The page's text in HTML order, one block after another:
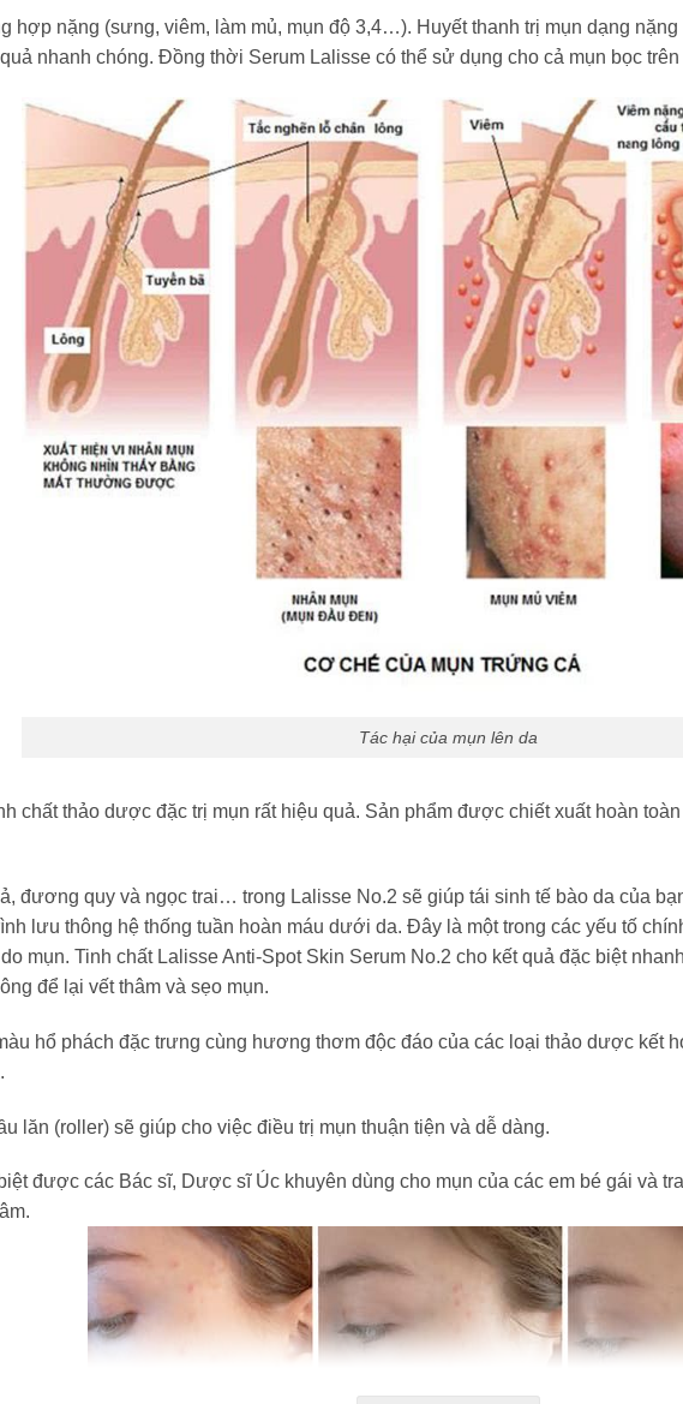
hợp nặng (sưng, viêm, làm mủ, mụn độ 3,4…). Huyết thanh trị mụn dạng
nhanh chóng. Đồng thời Serum Lalisse có thể sử dụng cho cả mụn bọc
Tác hại của mụn lên da
chất thảo dược đặc trị mụn rất hiệu quả. Sản phẩm được chiết xuất hoàn
đương quy và ngọc trai… trong Lalisse No.2 sẽ giúp tái sinh tế bào da của
lưu thông hệ thống tuần hoàn máu dưới da. Đây là một trong các yếu tố
mụn. Tinh chất Lalisse Anti-Spot Skin Serum No.2 cho kết quả đặc biệt
để lại vết thâm và sẹo mụn.
hổ phách đặc trưng cùng hương thơm độc đáo của các loại thảo dược kết
lăn (roller) sẽ giúp cho việc điều trị mụn thuận tiện và dễ dàng.
được các Bác sĩ, Dược sĩ Úc khuyên dùng cho mụn của các em bé gái và